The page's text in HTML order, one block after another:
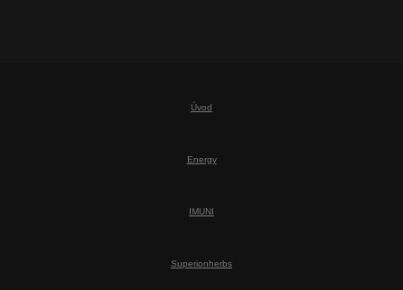
Úvod
Energy
IMUNI
Superionherbs